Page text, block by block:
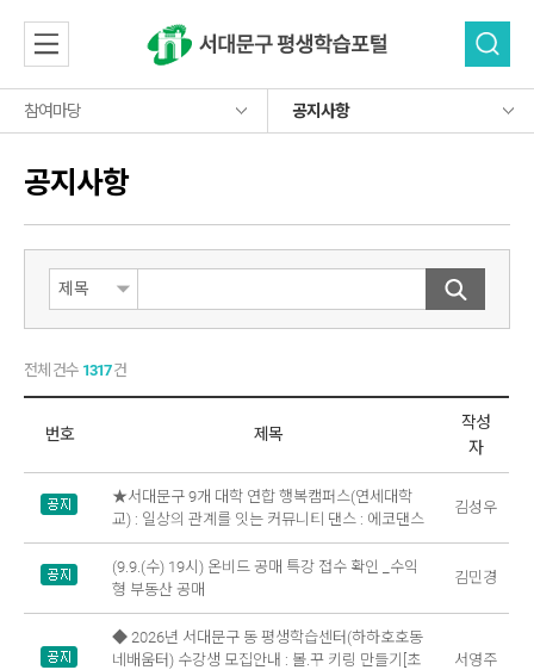
소개
평생학습소개
이용안내
자주 묻는 질문
오시는길
프로그램
사이버강좌
평생학습기관
학습동아리
베테랑
자료실
공지사항
평생학습뉴스
자유게시판
로그인
참여마당
프로그램
자료실
참여마당
공지사항
평생학습뉴스
공지사항
전체 건수 1317건
번호 제목
작성
자
★서대문구 9개 대학 연합 행복캠퍼스(연세대학
교) : 일상의 관계를 잇는 커뮤니티 댄스 : 에코댄스
김성우
(9.9.(수) 19시) 온비드 공매 특강 접수 확인 _수익
형 부동산 공매
김민경
◆ 2026년 서대문구 동 평생학습센터(하하호호동
네배움터) 수강생 모집안내 : 볼.꾸 키링 만들기[초
서영주